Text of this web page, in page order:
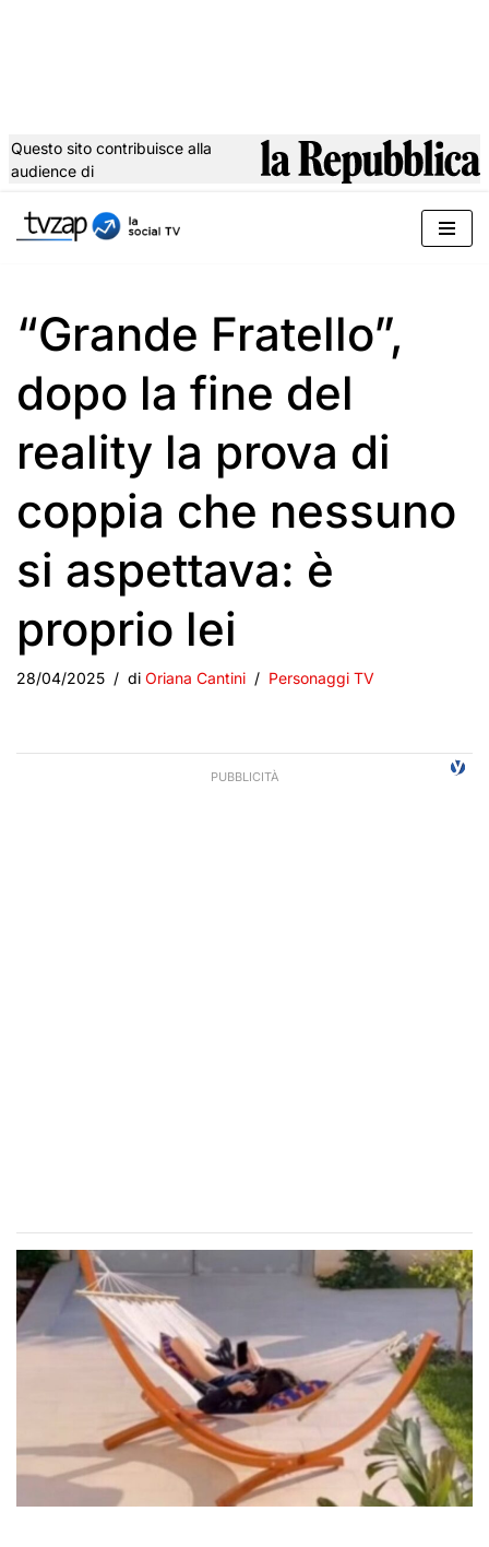
al
Questo sito contribuisce alla
audience di
“Grande Fratello”,
dopo la fine del
reality la prova di
coppia che nessuno
si aspettava: è
proprio lei
28/04/2025 di Oriana Cantini Personaggi TV